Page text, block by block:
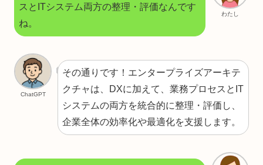
わたし
スとITシステム両方の整理・評価なんです
ね。
ChatGPT
その通りです！エンタープライズアーキテ
クチャは、DXに加えて、業務プロセスとIT
システムの両方を統合的に整理・評価し、
企業全体の効率化や最適化を支援します。